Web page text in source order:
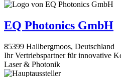
EQ Photonics GmbH
85399 Hallbergmoos, Deutschland
Ihr Vertriebspartner für innovative
Laser & Photonik